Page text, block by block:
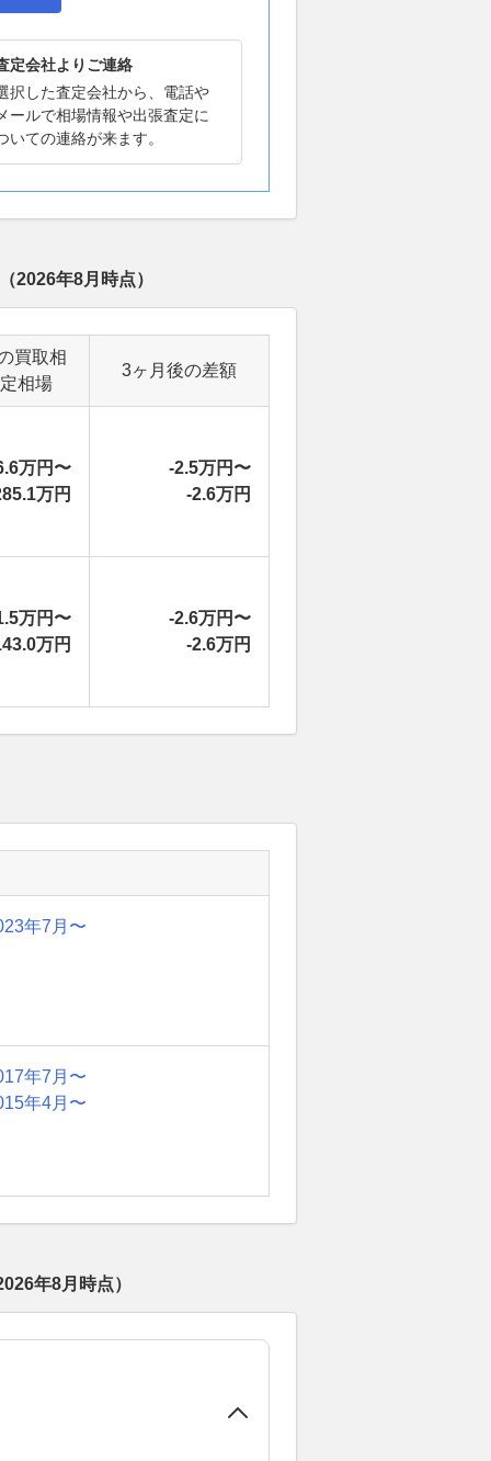
定会社よりご連絡
択した査定会社から、電話や
ールで相場情報や出張査定に
いての連絡が来ます。
（2026年8月 時点）
買取相
相場
3ヶ月後の差額
万円〜
万円
-2.5万円〜
-2.6万円
万円〜
万円
-2.6万円〜
-2.6万円
年7月〜
年7月〜
年4月〜
年8月 時点）